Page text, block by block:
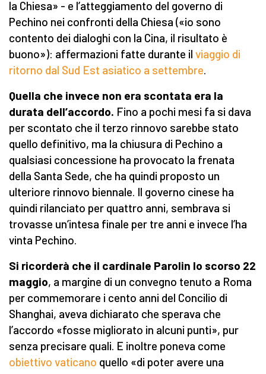
la Chiesa» - e l’atteggiamento del governo di
Pechino nei confronti della Chiesa («io sono
contento dei dialoghi con la Cina, il risultato è
buono»): affermazioni fatte durante il viaggio di
ritorno dal Sud Est asiatico a settembre.
Quella che invece non era scontata era la
durata dell’accordo. Fino a pochi mesi fa si dava
per scontato che il terzo rinnovo sarebbe stato
quello definitivo, ma la chiusura di Pechino a
qualsiasi concessione ha provocato la frenata
della Santa Sede, che ha quindi proposto un
ulteriore rinnovo biennale. Il governo cinese ha
quindi rilanciato per quattro anni, sembrava si
trovasse un’intesa finale per tre anni e invece l’ha
vinta Pechino.
Si ricorderà che il cardinale Parolin lo scorso 22
maggio, a margine di un convegno tenuto a Roma
per commemorare i cento anni del Concilio di
Shanghai, aveva dichiarato che sperava che
l’accordo «fosse migliorato in alcuni punti», pur
senza precisare quali. E inoltre poneva come
obiettivo vaticano quello «di poter avere una